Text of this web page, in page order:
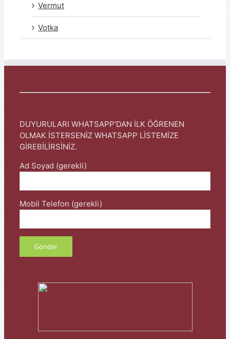
Vermut
Votka
DUYURULARI WHATSAPP’DAN İLK ÖĞRENEN
OLMAK İSTERSENİZ WHATSAPP LİSTEMİZE
GİREBİLİRSİNİZ.
Ad Soyad (gerekli)
Mobil Telefon (gerekli)